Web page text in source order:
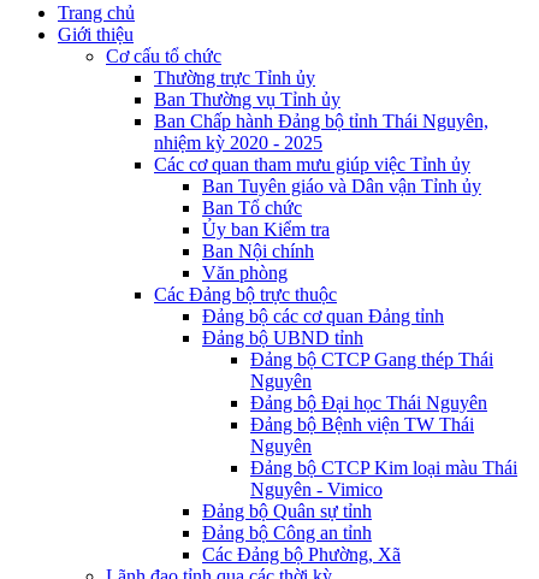
Trang chủ
Giới thiệu
Cơ cấu tổ chức
Thường trực Tỉnh ủy
Ban Thường vụ Tỉnh ủy
Ban Chấp hành Đảng bộ tỉnh Thái Nguyên,
nhiệm kỳ 2020 - 2025
Các cơ quan tham mưu giúp việc Tỉnh ủy
Ban Tuyên giáo và Dân vận Tỉnh ủy
Ban Tổ chức
Ủy ban Kiểm tra
Ban Nội chính
Văn phòng
Các Đảng bộ trực thuộc
Đảng bộ các cơ quan Đảng tỉnh
Đảng bộ UBND tỉnh
Đảng bộ CTCP Gang thép Thái
Nguyên
Đảng bộ Đại học Thái Nguyên
Đảng bộ Bệnh viện TW Thái
Nguyên
Đảng bộ CTCP Kim loại màu Thái
Nguyên - Vimico
Đảng bộ Quân sự tỉnh
Đảng bộ Công an tỉnh
Các Đảng bộ Phường, Xã